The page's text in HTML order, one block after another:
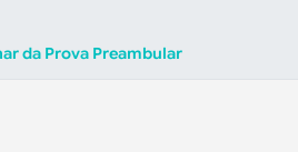
da Prova Preambular